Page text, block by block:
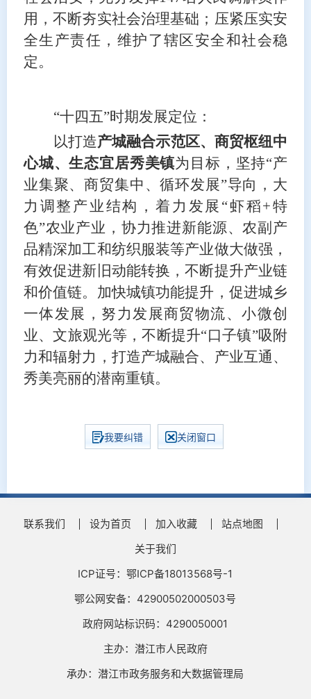
用，不断夯实社会治理基础 ；压紧压实安
全生产责任 ，维护了辖区安全和社会稳
定。
“十四五”时期发展定位：
以打造产城融合示范区、商贸枢纽中
心城、生态宜居秀美镇为 目标 ， 坚持“产
业集聚、商贸集中、循环发展”导向，大
力调整产业结构，着力发展“虾稻+特
色”农业产业，协力推进新能源、农副产
品精深加工和纺织服装等产业做大做强，
有效促进新旧动能转换，不断提升产业链
和价值链。加快城镇功能提升，促进城乡
一体发展，努力发展商贸物流、小微创
业、文旅观光等，不断提升“口子镇”吸附
力和辐射力，打造产城融合、产业互通、
秀美亮丽的潜南重镇。
我要纠错 关闭窗口
联系我们 设为首页 加入收藏
站点地图
关于我们
ICP证号：鄂ICP备18013568号-1
鄂公网安备：42900502000503号
政府网站标识码：4290050001
主办：潜江市人民政府
承办：潜江市政务服务和大数据管理局